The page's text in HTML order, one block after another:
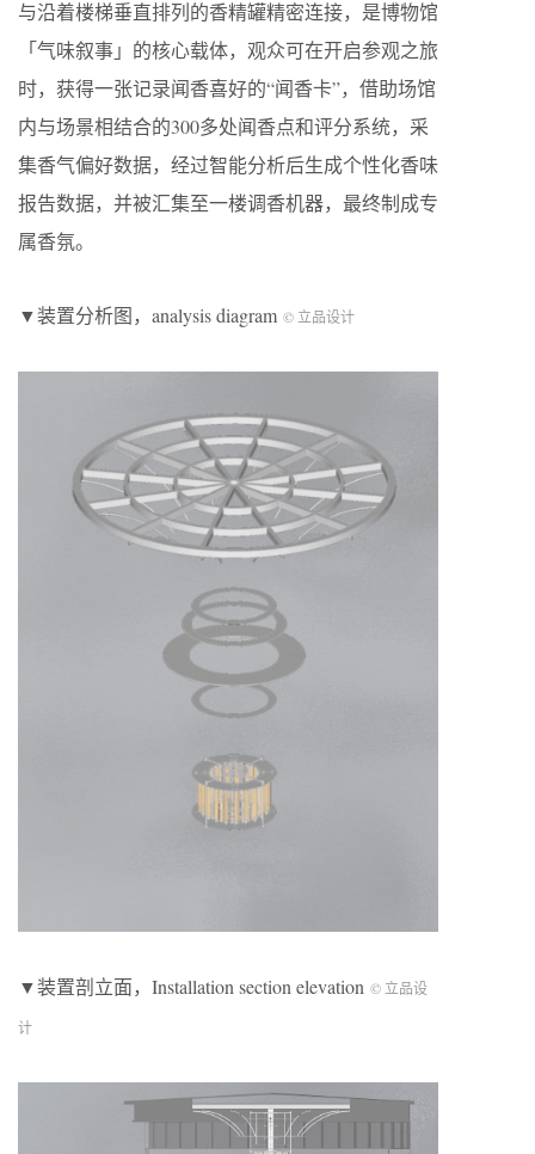
与沿着楼梯垂直排列的香精罐精密连接，是博物馆
「气味叙事」的核心载体，观众可在开启参观之旅
时，获得一张记录闻香喜好的“闻香卡”，借助场馆
内与场景相结合的300多处闻香点和评分系统，采
集香气偏好数据，经过智能分析后生成个性化香味
报告数据，并被汇集至一楼调香机器，最终制成专
属香氛。
▼装置分析图，analysis diagram © 立品设计
▼装置剖立面，Installation section elevation © 立品设
计